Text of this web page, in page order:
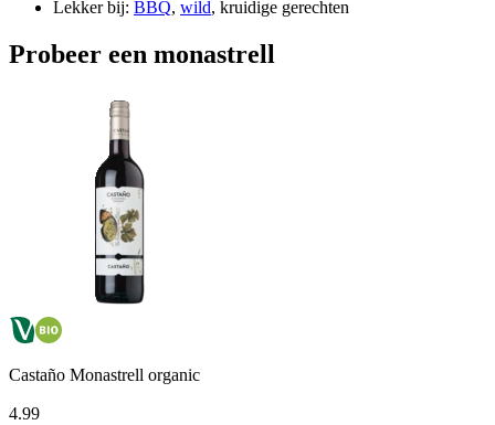
Lekker bij: BBQ, wild, kruidige gerechten
Probeer een monastrell
Castaño Monastrell organic
4.99